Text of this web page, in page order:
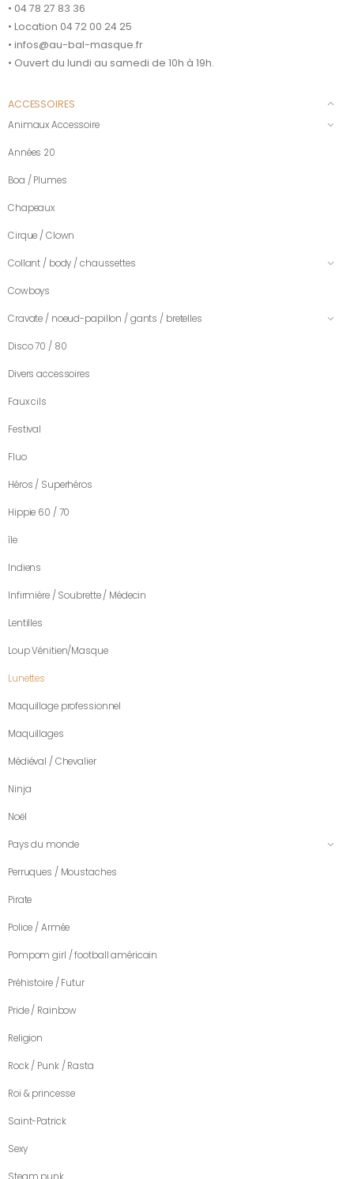
• 04 78 27 83 36
• Location 04 72 00 24 25
• infos@au-bal-masque.fr
• Ouvert du lundi au samedi de 10h à 19h.
ACCESSOIRES
Animaux Accessoire
Années 20
Boa / Plumes
Chapeaux
Cirque / Clown
Collant / body / chaussettes
Cowboys
Cravate / noeud-papillon / gants / bretelles
Disco 70 / 80
Divers accessoires
Faux cils
Festival
Fluo
Héros / Superhéros
Hippie 60 / 70
île
Indiens
Infirmière / Soubrette / Médecin
Lentilles
Loup Vénitien/Masque
Lunettes
Maquillage professionnel
Maquillages
Médiéval / Chevalier
Ninja
Noël
Pays du monde
Perruques / Moustaches
Pirate
Police / Armée
Pompom girl / football américain
Préhistoire / Futur
Pride / Rainbow
Religion
Rock / Punk / Rasta
Roi & princesse
Saint-Patrick
Sexy